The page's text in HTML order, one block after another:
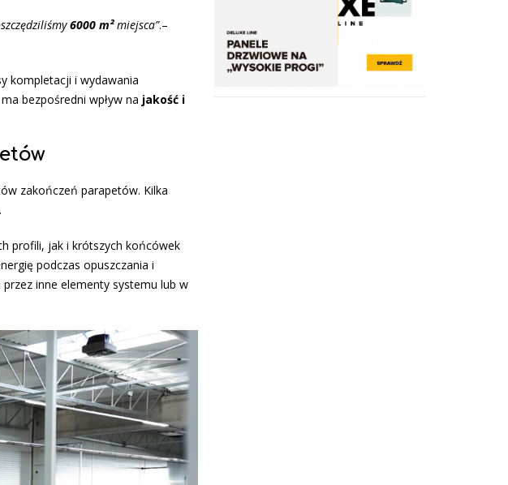
6000 m²miejsca”.–
kompletacji i wydawania
bezpośredni wpływ na jakość i
zakończeń parapetów. Kilka
profili, jak i krótszych końcówek
podczas opuszczania i
inne elementy systemu lub w